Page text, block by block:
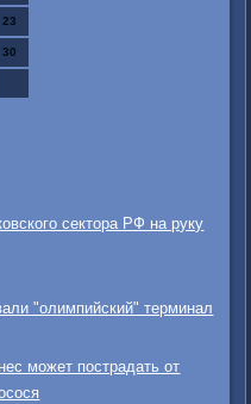
23
30
сектора РФ на руку
"олимпийский" терминал
может пострадать от